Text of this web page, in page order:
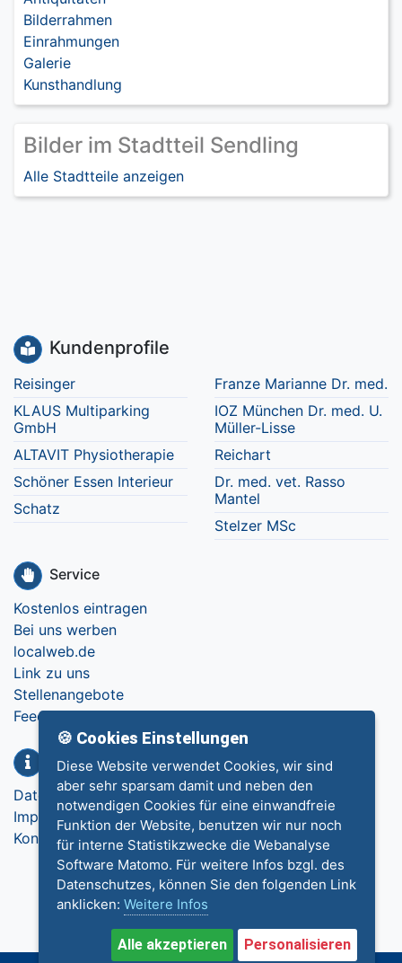
Bilderrahmen
Einrahmungen
Galerie
Kunsthandlung
Bilder im Stadtteil Sendling
Alle Stadtteile anzeigen
Kundenprofile
Reisinger
KLAUS Multiparking
GmbH
ALTAVIT Physiotherapie
Schöner Essen Interieur
Schatz
Franze Marianne Dr. med.
IOZ München Dr. med. U.
Müller-Lisse
Reichart
Dr. med. vet. Rasso
Mantel
Stelzer MSc
Service
Kostenlos eintragen
Bei uns werben
localweb.de
Link zu uns
Stellenangebote
Feedback
Info
Datenschutz
Impressum
Kontakt
🍪 Cookies Einstellungen
Diese Website verwendet Cookies, wir sind
aber sehr sparsam damit und neben den
notwendigen Cookies für eine einwandfreie
Funktion der Website, benutzen wir nur noch
für interne Statistikzwecke die Webanalyse
Software Matomo. Für weitere Infos bzgl. des
Datenschutzes, können Sie den folgenden Link
anklicken: Weitere Infos
Alle akzeptieren Personalisieren